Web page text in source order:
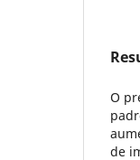
O
de